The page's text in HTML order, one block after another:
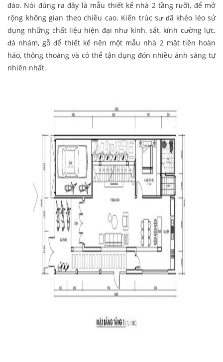
đáo. Nói đúng ra đây là mẫu thiết kế nhà 2 tầng rưỡi, để mở
rộng không gian theo chiều cao. Kiến trúc sư đã khéo léo sử
dụng những chất liệu hiện đại như kính, sắt, kính cường lực,
đá nhám, gỗ để thiết kế nên một mẫu nhà 2 mặt tiền hoàn
hảo, thông thoáng và có thể tận dụng đón nhiều ánh sáng tự
nhiên nhất.